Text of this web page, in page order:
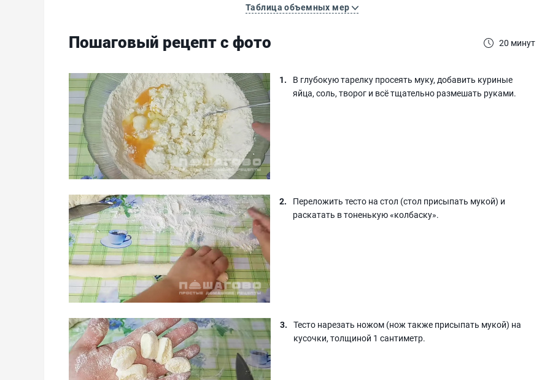
Таблица объемных мер
Пошаговый рецепт с фото 20 минут
В глубокую тарелку просеять муку, добавить куриные
яйца, соль, творог и всё тщательно размешать руками.
Переложить тесто на стол (стол присыпать мукой) и
раскатать в тоненькую «колбаску».
Тесто нарезать ножом (нож также присыпать мукой) на
кусочки, толщиной 1 сантиметр.